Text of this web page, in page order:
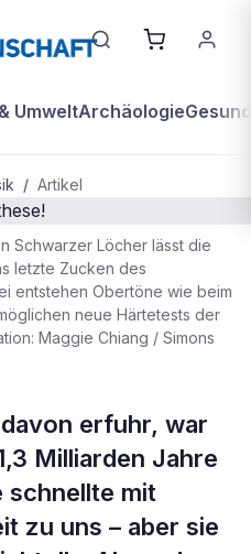
UmweltArchäologie
/ Artikel
Hypothese!
Schwarzer Löcher lässt die
letzte Zucken des
entstehen Obertöne wie beim
neue Härtetests der
Maggie Chiang / Simons
erfuhr, war
Milliarden Jahre
schnellte mit
zu uns – aber sie